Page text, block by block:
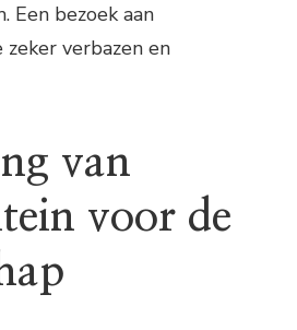
Een bezoek aan
verbazen en
van
voor de